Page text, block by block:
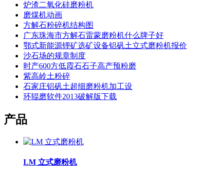
炉渣二氧化硅磨粉机
磨煤机动画
方解石粉碎机结构图
广东珠海市方解石雷蒙磨粉机什么牌子好
鄂式新能源锂矿选矿设备铝矾土立式磨粉机报价
沙石场的规章制度
时产600方低霞石石子高产预粉磨
紫高岭土粉碎
石家庄铝矾土超细磨粉机加工设
环辊磨软件2013破解版下载
产品
LM 立式磨粉机